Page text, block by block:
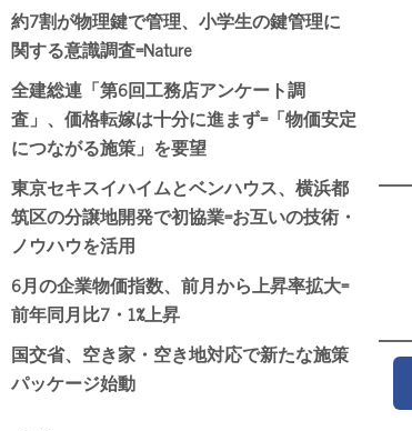
約7割が物理鍵で管理、小学生の鍵管理に
関する意識調査=Nature
全建総連「第6回工務店アンケート調
査」、価格転嫁は十分に進まず=「物価安定
につながる施策」を要望
東京セキスイハイムとベンハウス、横浜都
筑区の分譲地開発で初協業=お互いの技術・
ノウハウを活用
6月の企業物価指数、前月から上昇率拡大=
前年同月比7・1%上昇
国交省、空き家・空き地対応で新たな施策
パッケージ始動